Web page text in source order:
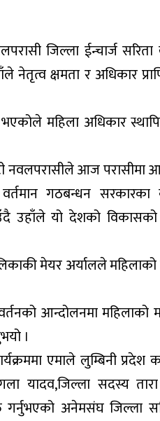
जिल्ला ईन्चार्ज
क्षमता र अधिकार
महिला अधिकार
आज परासीमा
गठबन्धन
उहाँले यो देशको
मेयर अर्यालले
आन्दोलनमा महिलाको
।
एमाले लुम्बिनी प्रदेश
यादव,जिल्ला सदस्य
गर्नुभएको अनेमसंघ जिल्ला